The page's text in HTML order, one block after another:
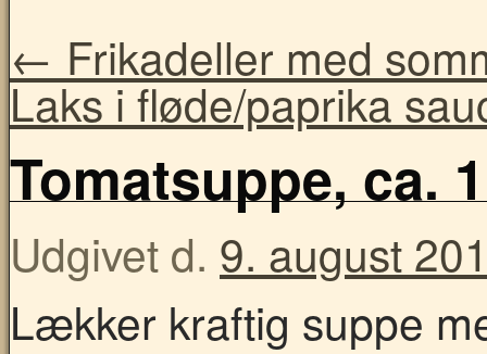
← Frikadeller med
Laks i fløde/paprika
Tomatsuppe, ca.
Udgivet d. 9. august
Lækker kraftig suppe